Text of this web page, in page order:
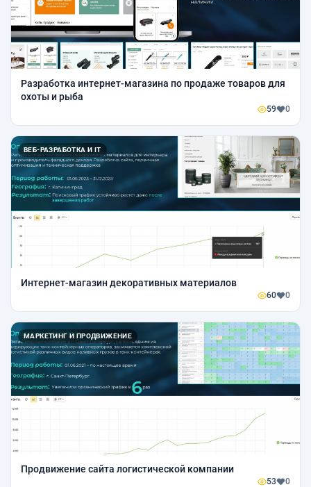
Разработка интернет-магазина по продаже товаров для
охоты и рыба
59 0
ВЕБ-РАЗРАБОТКА И IT
Интернет-магазин декоративных материалов
60 0
МАРКЕТИНГ И ПРОДВИЖЕНИЕ
Продвижение сайта логистической компании
53 0